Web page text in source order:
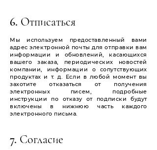
6. Отписаться
Мы используем предоставленный вами
адрес электронной почты для отправки вам
информации и обновлений, касающихся
вашего заказа, периодических новостей
компании, информации о сопутствующих
продуктах и т. д. Если в любой момент вы
захотите отказаться от получения
электронных писем, подробные
инструкции по отказу от подписки будут
включены в нижнюю часть каждого
электронного письма.
7. Согласие